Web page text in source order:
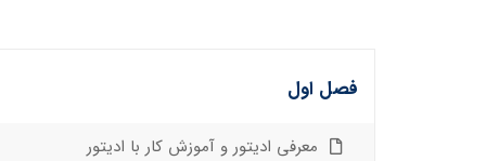
فصل اول
معرفی ادیتور و آموزش کار با ادیتور